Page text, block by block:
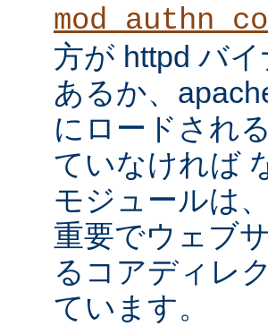
方が httpd バ
あるか、
にロードされ
ていなければ
モジュールは
重要でウェブ
るコアディレ
ています。